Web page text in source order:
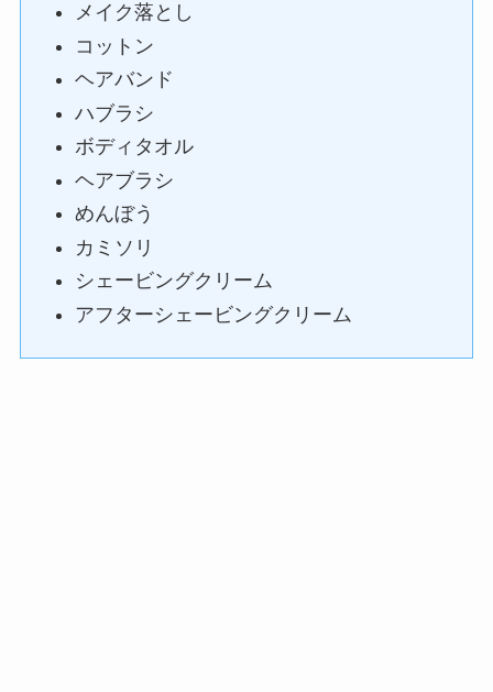
メイク落とし
コットン
ヘアバンド
ハブラシ
ボディタオル
ヘアブラシ
めんぼう
カミソリ
シェービングクリーム
アフターシェービングクリーム